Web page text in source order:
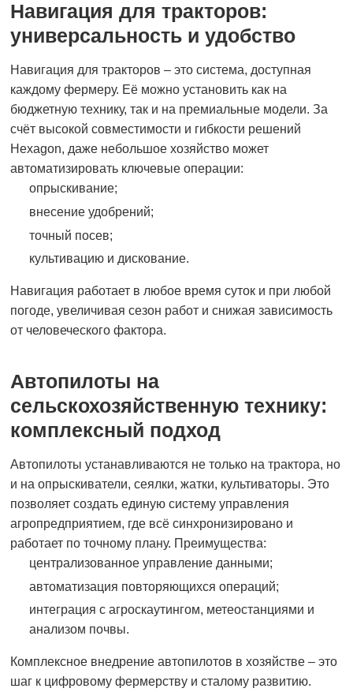
Навигация для тракторов:
универсальность и удобство
Навигация для тракторов – это система, доступная
каждому фермеру. Её можно установить как на
бюджетную технику, так и на премиальные модели. За
счёт высокой совместимости и гибкости решений
Hexagon, даже небольшое хозяйство может
автоматизировать ключевые операции:
опрыскивание;
внесение удобрений;
точный посев;
культивацию и дискование.
Навигация работает в любое время суток и при любой
погоде, увеличивая сезон работ и снижая зависимость
от человеческого фактора.
Автопилоты на
сельскохозяйственную технику:
комплексный подход
Автопилоты устанавливаются не только на трактора, но
и на опрыскиватели, сеялки, жатки, культиваторы. Это
позволяет создать единую систему управления
агропредприятием, где всё синхронизировано и
работает по точному плану. Преимущества:
централизованное управление данными;
автоматизация повторяющихся операций;
интеграция с агроскаутингом, метеостанциями и
анализом почвы.
Комплексное внедрение автопилотов в хозяйстве – это
шаг к цифровому фермерству и сталому развитию.